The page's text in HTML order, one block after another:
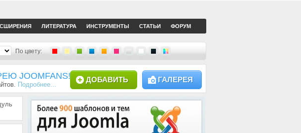
ЛИТЕРАТУРА ИНСТРУМЕНТЫ СТАТЬИ ФОРУМ
По цвету:
JOOMFANS!
Подробнее...
ГАЛЕРЕЯ
ДОБАВИТЬ